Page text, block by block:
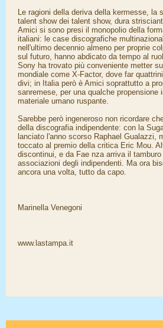
Le ragioni della deriva della kermesse, la
talent show dei talent show, dura
Amici si sono presi il monopolio della
italiani: le case discografiche
nell'ultimo decennio almeno per proprie
sul futuro, hanno abdicato da tempo al
Sony ha trovato più conveniente metter
mondiale come X-Factor, dove far
divi; in Italia però è Amici soprattutto a
sanremese, per una qualche propensione
materiale umano ruspante.
Sarebbe però ingeneroso non ricordare
della discografia indipendente: con la
lanciato l'anno scorso Raphael Gualazzi,
toccato al premio della critica Eric Mou.
discontinui, e da Fae nza arriva il
associazioni degli indipendenti. Ma ora
ancora una volta, tutto da capo.
Marinella Venegoni
www.lastampa.it